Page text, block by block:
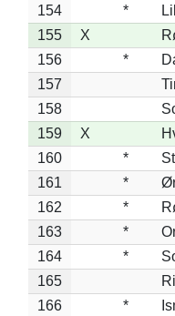
154
*
155
X
156
*
157
158
159
X
160
*
161
*
162
*
163
*
164
*
165
166
*